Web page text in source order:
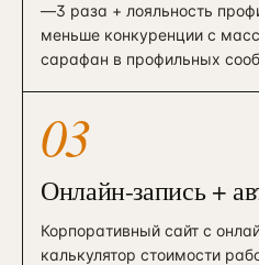
—3 раза + лояльность
меньше конкуренции с
сарафан в профильных
03
Онлайн-запись +
Корпоративный сайт с
калькулятор стоимости